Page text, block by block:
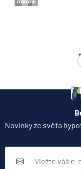
Novinky ze světa